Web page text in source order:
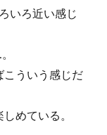
いろ近い感じ
こういう感じだ
めている。